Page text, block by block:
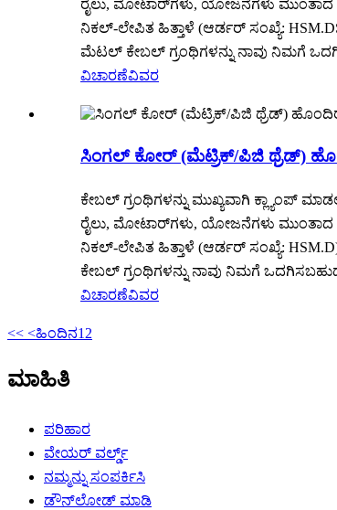
ರೈಲು, ಮೋಟಾರ್‌ಗಳು, ಯೋಜನೆಗಳು ಮುಂತಾದ
ನಿಕಲ್-ಲೇಪಿತ ಹಿತ್ತಾಳೆ (ಆರ್ಡರ್ ಸಂಖ್ಯೆ:
ಮೆಟಲ್ ಕೇಬಲ್ ಗ್ರಂಥಿಗಳನ್ನು ನಾವು ನಿಮಗೆ
ವಿಚಾರಣೆವಿವರ
ಸಿಂಗಲ್ ಕೋರ್ (ಮೆಟ್ರಿಕ್/ಪಿಜಿ ಥ್ರೆಡ್)
ಕೇಬಲ್ ಗ್ರಂಥಿಗಳನ್ನು ಮುಖ್ಯವಾಗಿ ಕ್ಲ್ಯಾಂಪ್
ರೈಲು, ಮೋಟಾರ್‌ಗಳು, ಯೋಜನೆಗಳು ಮುಂತಾದ
ನಿಕಲ್-ಲೇಪಿತ ಹಿತ್ತಾಳೆ (ಆರ್ಡರ್ ಸಂಖ್ಯೆ:
ಕೇಬಲ್ ಗ್ರಂಥಿಗಳನ್ನು ನಾವು ನಿಮಗೆ
ವಿಚಾರಣೆವಿವರ
<< <ಹಿಂದಿನ1 2
ಮಾಹಿತಿ
ಪರಿಹಾರ
ವೇಯರ್ ವರ್ಲ್ಡ್
ನಮ್ಮನ್ನು ಸಂಪರ್ಕಿಸಿ
ಡೌನ್‌ಲೋಡ್ ಮಾಡಿ